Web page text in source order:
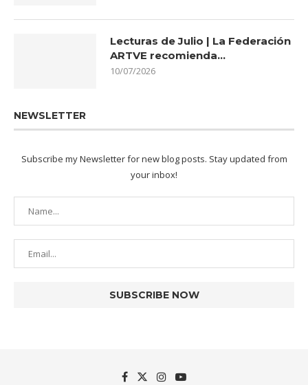
Lecturas de Julio | La Federación
ARTVE recomienda…
10/07/2026
NEWSLETTER
Subscribe my Newsletter for new blog posts. Stay updated from
your inbox!